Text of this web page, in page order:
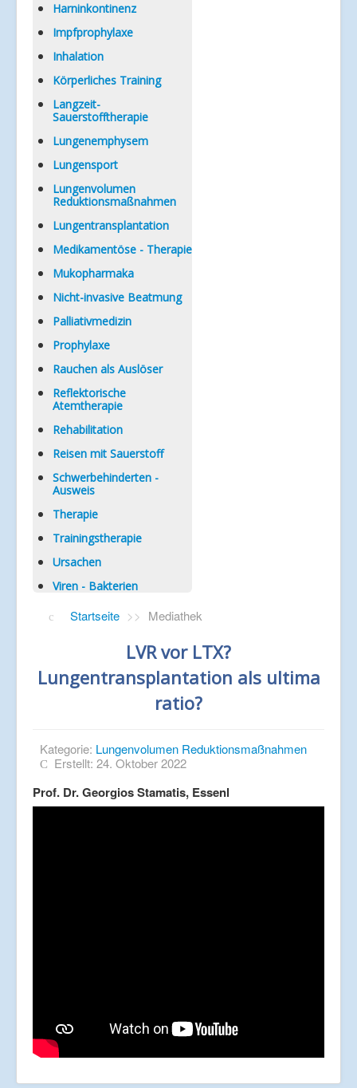
Harninkontinenz
Impfprophylaxe
Inhalation
Körperliches Training
Langzeit-
Sauerstofftherapie
Lungenemphysem
Lungensport
Lungenvolumen
Reduktionsmaßnahmen
Lungentransplantation
Medikamentöse - Therapie
Mukopharmaka
Nicht-invasive Beatmung
Palliativmedizin
Prophylaxe
Rauchen als Auslöser
Reflektorische
Atemtherapie
Rehabilitation
Reisen mit Sauerstoff
Schwerbehinderten -
Ausweis
Therapie
Trainingstherapie
Ursachen
Viren - Bakterien
Startseite >> Mediathek
LVR vor LTX?
Lungentransplantation als ultima
ratio?
Kategorie: Lungenvolumen Reduktionsmaßnahmen
Erstellt: 24. Oktober 2022
Prof. Dr. Georgios Stamatis, Essenl